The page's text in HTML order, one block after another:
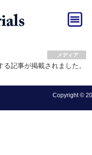
メディア
記事が掲載されました。
Copyright ©